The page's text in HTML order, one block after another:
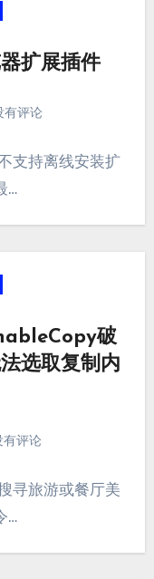
扩展插件
有评论
支持离线安装扩
…
破
选取复制内
有评论
寻旅游或餐厅美
…